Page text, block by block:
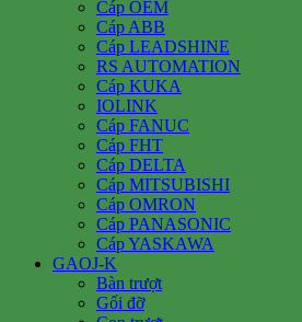
Cáp OEM
Cáp ABB
Cáp LEADSHINE
RS AUTOMATION
Cáp KUKA
IOLINK
Cáp FANUC
Cáp FHT
Cáp DELTA
Cáp MITSUBISHI
Cáp OMRON
Cáp PANASONIC
Cáp YASKAWA
GAOJ-K
Bàn trượt
Gối đỡ